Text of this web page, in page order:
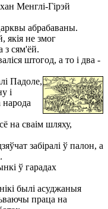
Менглі-Гірэй
абрабаваны.
якія не змог
з сям'ёй.
штогод, а то і два -
Падоле,
і
народа
на сваім шляху,
забіралі ў палон, а
ў гарадах
былі асуджаныя
праца на